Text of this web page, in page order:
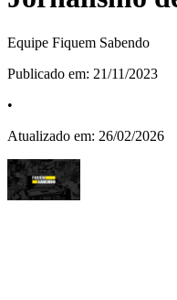
Equipe Fiquem Sabendo
Publicado em: 21/11/2023
•
Atualizado em: 26/02/2026